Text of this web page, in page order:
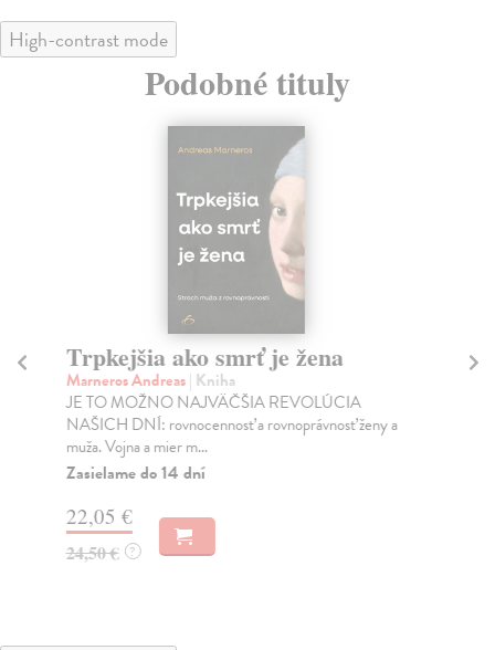
High-contrast mode
Podobné tituly
Trpkejšia ako smrť je žena
Marneros Andreas| Kniha
JE TO MOŽNO NAJVÄČŠIA REVOLÚCIA
NAŠICH DNÍ: rovnocennosť a rovnoprávnosť ženy a
muža. Vojna a mier m...
Zasielame do 14 dní
22,05 €
24,50 € ?